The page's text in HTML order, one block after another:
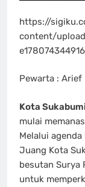
https://
content/
Pewarta : Arief
Kota
mulai
Melalui
Juang Kota
besutan Surya
untuk